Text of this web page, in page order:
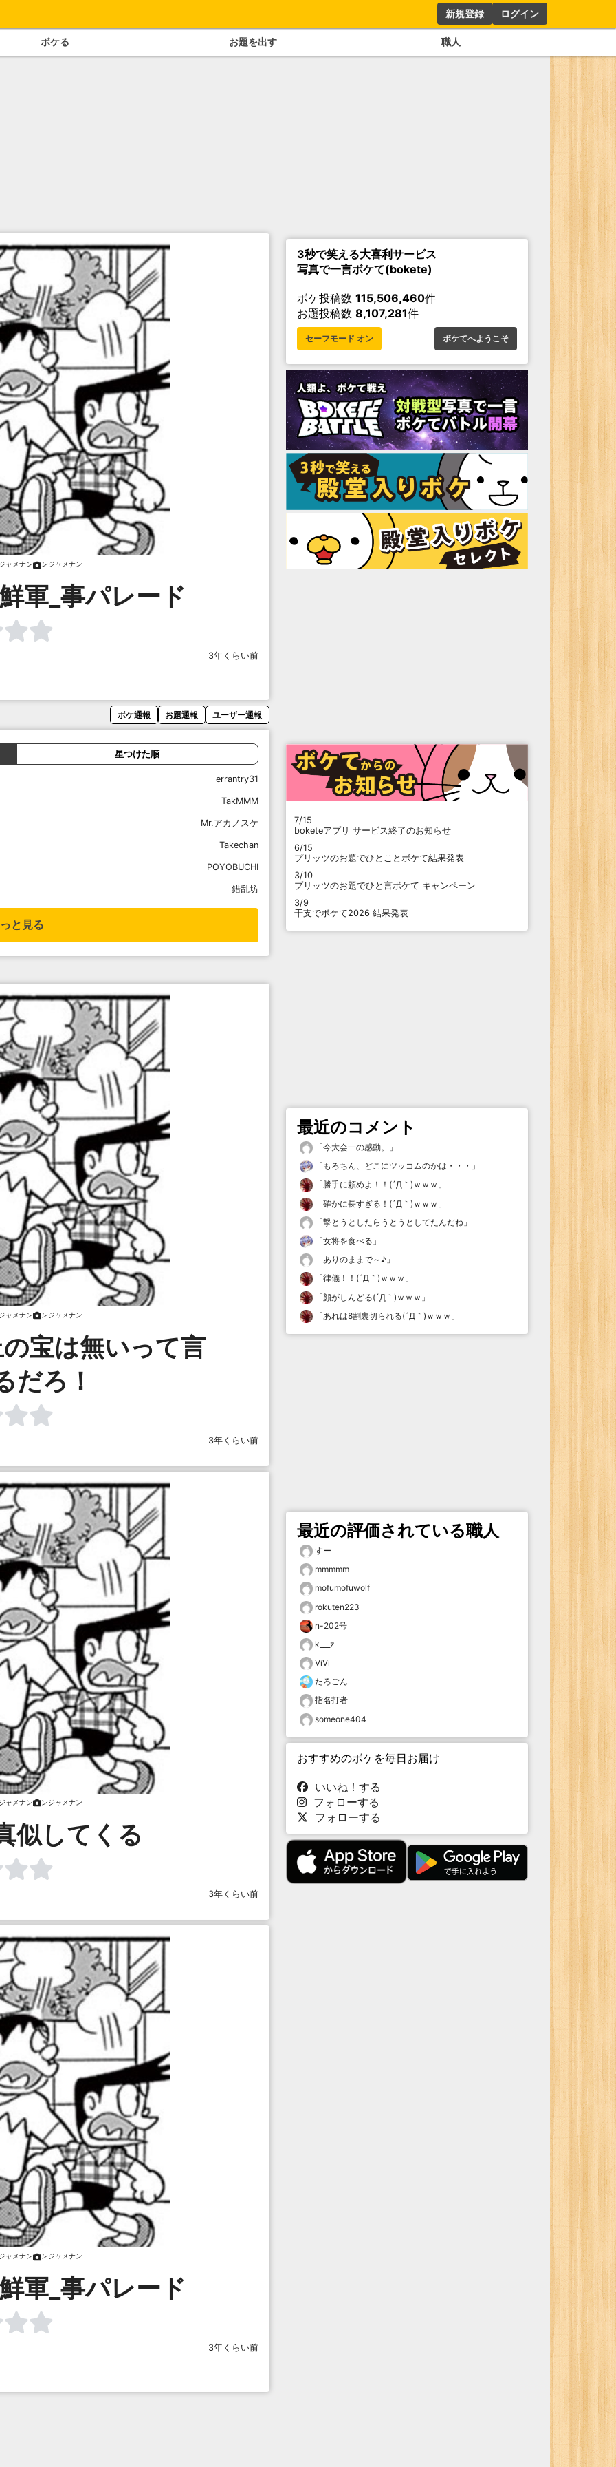
新規登録 ログイン
ボケる お題を出す 職人
ャメナン ンジャメナン
軍_事パレード
3年くらい前
ボケ通報 お題通報 ユーザー通報
星つけた順
errantry31
TakMMM
Mr.アカノスケ
Takechan
POYOBUCHI
錯乱坊
と見る
ャメナン ンジャメナン
宝は無いって言
だろ！
3年くらい前
ャメナン ンジャメナン
似してくる
3年くらい前
ャメナン ンジャメナン
軍_事パレード
3年くらい前
3秒で笑える大喜利サービス
写真で一言ボケて(bokete)
ボケ投稿数 115,506,460件
お題投稿数 8,107,281件
セーフモード オン ボケてへようこそ
7/15
boketeアプリ サービス終了のお知らせ
6/15
プリッツのお題でひとことボケて結果発表
3/10
プリッツのお題でひと言ボケて キャンペーン
3/9
干支でボケて2026 結果発表
最近のコメント
「今大会一の感動。
」
「 もろちん、どこにツッコムのかは・・・ 」
「勝手に頼めよ！！(´Д｀)ｗｗｗ 」
「確かに長すぎる！(´Д｀)ｗｗｗ 」
「撃とうとしたらうとうとしてたんだね 」
「女将を食べる 」
「ありのままで～♪ 」
「律儀！！(´Д｀)ｗｗｗ 」
「顔がしんどる(´Д｀)ｗｗｗ 」
「あれは8割裏切られる(´Д｀)ｗｗｗ 」
最近の評価されている職人
すー
mmmmm
mofumofuwolf
rokuten223
n-202号
k___z
ViVi
たろごん
指名打者
someone404
おすすめのボケを毎日お届け
いいね！する
フォローする
フォローする